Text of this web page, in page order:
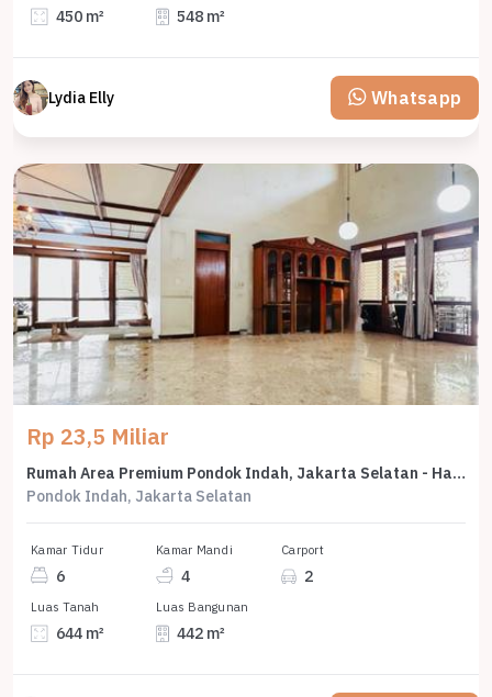
450 m² 548 m²
Lydia Elly Whatsapp
Rp 23,5 Miliar
Rumah Area Premium Pondok Indah, Jakarta Selatan - Harga Menarik 23,5 Miliar
Pondok Indah, Jakarta Selatan
Kamar Tidur
6
Kamar Mandi
4
Carport
2
Luas Tanah
644 m²
Luas Bangunan
442 m²